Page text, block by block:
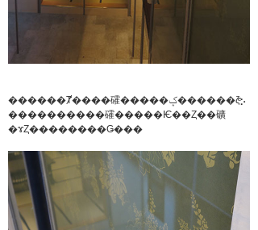
������Ⱦ����礭�����ݤ������ζͤ⡢
����������礭�����Ѥ��Ȥ��礦
�ɤȤ��������Ǥ���